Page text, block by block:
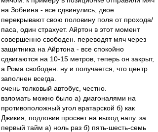
на Зобнина - все сдвинулись, двое
перекрывают свою половину поля от прохода/
паса, один страхует. Айртон в этот момент
совершенно свободен. переводят мяч через
защитника на Айртона - все спокойно
сдвигаются на 10-15 метров, теперь он закрыт,
а Рома свободен. ну и получается, что центр
заполнен всегда.
очень толковый автобус, честно.
взломать можно было а) диагоналями на
противоположный угол вратарской б) как
Джикия, подловив просвет на выход напу. за
первый тайм а) ноль раз б) пять-шесть-семь